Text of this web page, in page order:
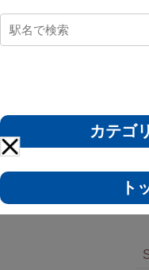
カテゴ
ト